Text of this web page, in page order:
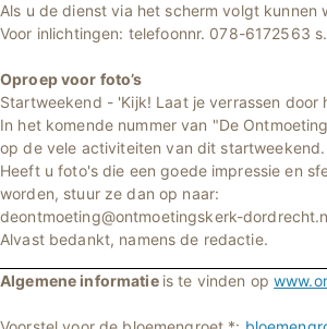
Als u de dienst via het scherm volgt kunnen
Voor inlichtingen: telefoonnr. 078-6172563
Oproep voor foto’s
Startweekend - 'Kijk! Laat je verrassen door
In het komende nummer van "De
op de vele activiteiten van dit startweekend.
Heeft u foto's die een goede impressie en
worden, stuur ze dan op naar:
deontmoeting@ontmoetingskerk-
Alvast bedankt, namens de redactie.
Algemene informatie is te vinden op